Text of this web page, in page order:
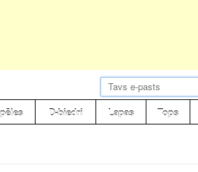
D-biedri Lapas Tops